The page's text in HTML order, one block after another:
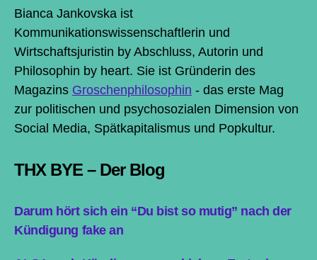
Bianca Jankovska ist
Kommunikationswissenschaftlerin und
Wirtschaftsjuristin by Abschluss, Autorin und
Philosophin by heart. Sie ist Gründerin des
Magazins Groschenphilosophin - das erste Mag
zur politischen und psychosozialen Dimension von
Social Media, Spätkapitalismus und Popkultur.
THX BYE – Der Blog
Darum hört sich ein “Du bist so mutig” nach der
Kündigung fake an